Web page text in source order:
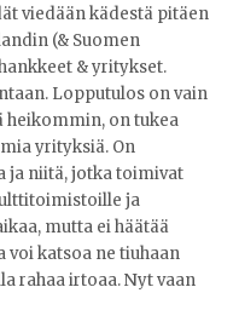
viedään kädestä pitäen
(& Suomen
& yritykset.
Lopputulos on vain
heikommin, on tukea
yrityksiä. On
ja niitä, jotka toimivat
ja
mutta ei häätää
voi katsoa ne tiuhaan
rahaa irtoaa. Nyt vaan